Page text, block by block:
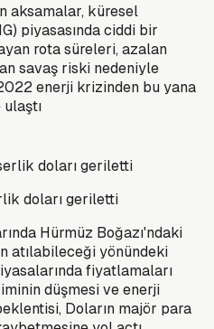
aksamalar, küresel
piyasasında ciddi bir
rota süreleri, azalan
savaş riski nedeniyle
enerji krizinden bu yana
doları geriletti
Hürmüz Boğazı'ndaki
atılabileceği yönündeki
fiyatlamaları
düşmesi ve enerji
Doların majör para